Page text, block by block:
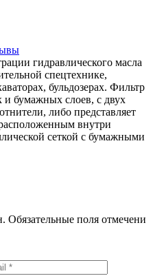
гидравлического масла
спецтехнике,
бульдозерах. Фильтр
и бумажных слоев, с двух
либо представляет
внутри
сеткой с бумажными
Обязательные поля отмечени